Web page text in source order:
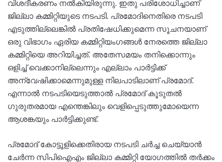
വിശദീകരണം നല്‍കിയിരുന്നു. ഇതു പരിശോധിച്ചാണ്
ജില്ലാ കമ്മിറ്റിയുടെ നടപടി. പ്രമോദിനെതിരെ നടപടി
എടുത്തില്ലെങ്കില്‍ പ്രതിഷേധിക്കുമെന്ന സൂചനയാണ്
ഒരു വിഭാഗം ഏരിയ കമ്മിറ്റിയംഗങ്ങള്‍ നേരത്തെ ജില്ലാ
കമ്മിറ്റിയെ അറിയിച്ചത്. അതേസമയം തനിക്കൊന്നും
ഒളിച്ച് വെക്കാനില്ലെന്നും എല്ലാം പാര്‍ട്ടിക്ക്
അന്വേഷിക്കാമെന്നുമുള്ള നിലപാടിലാണ് പ്രമോദ്.
എന്നാല്‍ നടപടിയെടുത്താല്‍ പ്രമോദ് കൂടുതല്‍
ഗുരുതരമായ എന്തെങ്കിലും വെളിപ്പെടുത്തുമോയെന്ന
ആശങ്കയും പാര്‍ട്ടിക്കുണ്ട്.
പ്രമോദ് കോട്ടൂളിക്കെതിരായ നടപടി ചര്‍ച്ച ചെയ്യാന്‍
ചേര്‍ന്ന സിപിഐഎം ജില്ലാ കമ്മിറ്റി യോഗത്തില്‍ തര്‍ക്കം